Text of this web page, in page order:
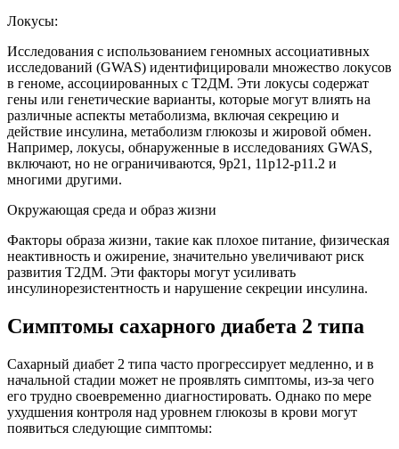
Локусы:
Исследования с использованием геномных ассоциативных
исследований (GWAS) идентифицировали множество локусов
в геноме, ассоциированных с Т2ДМ. Эти локусы содержат
гены или генетические варианты, которые могут влиять на
различные аспекты метаболизма, включая секрецию и
действие инсулина, метаболизм глюкозы и жировой обмен.
Например, локусы, обнаруженные в исследованиях GWAS,
включают, но не ограничиваются, 9p21, 11p12-p11.2 и
многими другими.
Окружающая среда и образ жизни
Факторы образа жизни, такие как плохое питание, физическая
неактивность и ожирение, значительно увеличивают риск
развития Т2ДМ. Эти факторы могут усиливать
инсулинорезистентность и нарушение секреции инсулина.
Симптомы сахарного диабета 2 типа
Сахарный диабет 2 типа часто прогрессирует медленно, и в
начальной стадии может не проявлять симптомы, из-за чего
его трудно своевременно диагностировать. Однако по мере
ухудшения контроля над уровнем глюкозы в крови могут
появиться следующие симптомы: